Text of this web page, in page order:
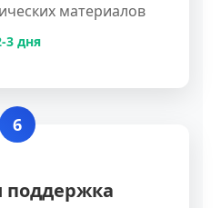
материалов
3 дня
6
поддержка